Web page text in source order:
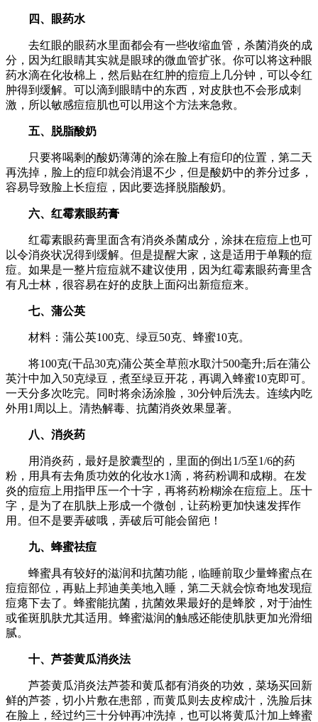
四、眼药水
去红眼的眼药水里面都会有一些收缩血管，杀菌消炎的成
分，因为红眼睛其实就是眼球的微血管扩张。你可以将这种眼
药水滴在化妆棉上，然后贴在红肿的痘痘上几分钟，可以令红
肿得到缓解。可以滴到眼睛中的东西，对皮肤也不会形成刺
激，所以敏感痘痘肌也可以用这个方法来急救。
五、脱脂酸奶
只要将喝剩的酸奶薄薄的涂在脸上有痘印的位置，第二天
再洗掉，脸上的痘印就会消退不少，但是酸奶中的养分过多，
容易导致脸上长痘痘，因此要选择脱脂酸奶。
六、红霉素眼药膏
红霉素眼药膏里面含有消炎杀菌成分，涂抹在痘痘上也可
以令消炎状况得到缓解。但是提醒大家，这是适用于单颗的痘
痘。如果是一整片痘痘就不建议使用，因为红霉素眼药膏里含
有凡士林，很容易在好的皮肤上面闷出新痘痘来。
七、蒲公英
材料：蒲公英100克、绿豆50克、蜂蜜10克。
将100克(干品30克)蒲公英全草煎水取汁500毫升;后在蒲公
英汁中加入50克绿豆，煮至绿豆开花，再调入蜂蜜10克即可。
一天分多次吃完。同时将余汤涂脸，30分钟后洗去。连续内吃
外用1周以上。清热解毒、抗菌消炎效果显著。
八、消炎药
用消炎药，最好是胶囊型的，里面的倒出1/5至1/6的药
粉，用具有去角质功效的化妆水1滴，将药粉调和成糊。在发
炎的痘痘上用指甲压一个十字，再将药粉糊涂在痘痘上。压十
字，是为了在肌肤上形成一个微创，让药粉更加快速发挥作
用。但不是要弄破哦，弄破后可能会留疤！
九、蜂蜜祛痘
蜂蜜具有较好的滋润和抗菌功能，临睡前取少量蜂蜜点在
痘痘部位，再贴上邦迪美美地入睡，第二天就会惊奇地发现痘
痘瘪下去了。蜂蜜能抗菌，抗菌效果最好的是蜂胶，对于油性
或雀斑肌肤尤其适用。蜂蜜滋润的触感还能使肌肤更加光滑细
腻。
十、芦荟黄瓜消炎法
芦荟黄瓜消炎法芦荟和黄瓜都有消炎的功效，菜场买回新
鲜的芦荟，切小片敷在患部，而黄瓜则去皮榨成汁，洗脸后抹
在脸上，经过约三十分钟再冲洗掉，也可以将黄瓜汁加上蜂蜜